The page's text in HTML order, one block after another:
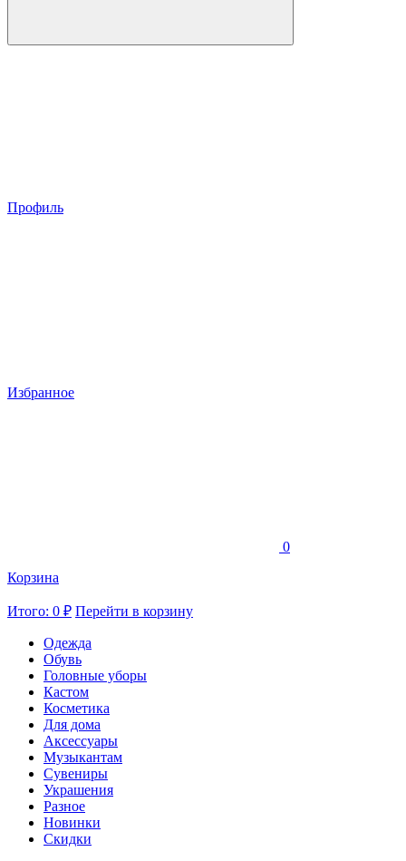
Профиль
Избранное
0
Корзина
Итого: 0 ₽ Перейти в корзину
Одежда
Обувь
Головные уборы
Кастом
Косметика
Для дома
Аксессуары
Музыкантам
Сувениры
Украшения
Разное
Новинки
Скидки